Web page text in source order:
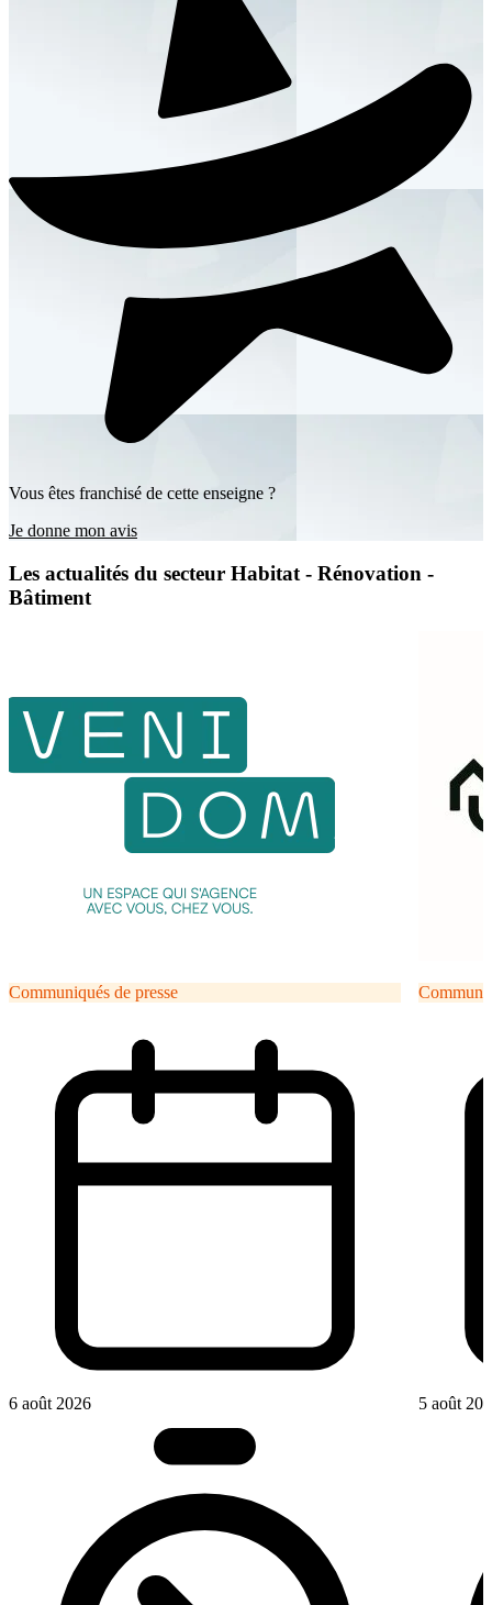
Vous êtes franchisé de cette enseigne ?
Je donne mon avis
Les actualités du secteur Habitat - Rénovation -
Bâtiment
Communiqués de presse
6 août 2026 5 août